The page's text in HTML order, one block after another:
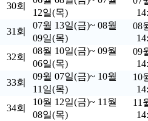
30회
12일(목)
31회
07월 13일(금)~ 08월
09일(목)
08
32회
08월 10일(금)~ 09월
06일(목)
09
33회
09월 07일(금)~ 10월
11일(목)
10
34회
10월 12일(금)~ 11월
08일(목)
11